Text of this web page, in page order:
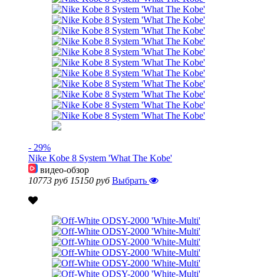
- 29%
Nike Kobe 8 System 'What The Kobe'
видео-обзор
10773 руб 15150 руб Выбрать